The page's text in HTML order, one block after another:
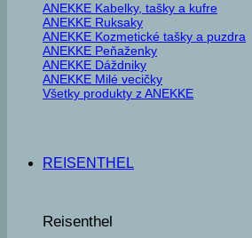
ANEKKE Kabelky, tašky a kufre
ANEKKE Ruksaky
ANEKKE Kozmetické tašky a puzdra
ANEKKE Peňaženky
ANEKKE Dáždniky
ANEKKE Milé vecičky
Všetky produkty z ANEKKE
REISENTHEL
Reisenthel